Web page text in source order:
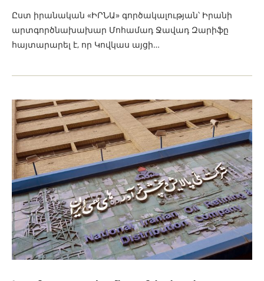
Ըստ իրանական «ԻՐՆԱ» գործակալության՝ Իրանի
արտգործնախախար Մոհամադ Ջավադ Զարիֆը
հայտարարել է, որ Կովկաս այցի…